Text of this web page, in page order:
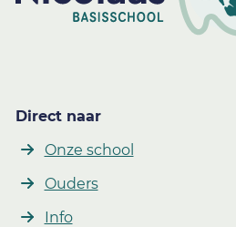
Direct naar
Onze school
Ouders
Info